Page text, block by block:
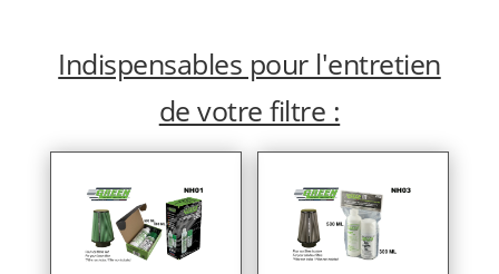
Indispensables pour l'entretien
de votre filtre :